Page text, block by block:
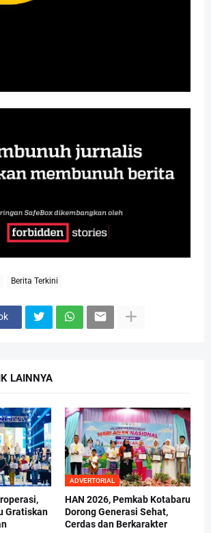
Berita Terkini
LAINNYA
Gratiskan
ADVERTORIAL
HAN 2026, Pemkab Kotabaru
Dorong Generasi Sehat,
Cerdas dan Berkarakter